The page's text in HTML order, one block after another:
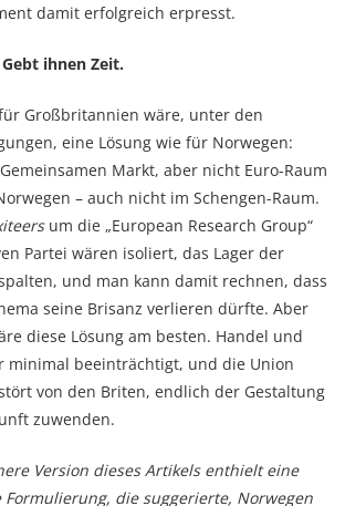
damit erfolgreich erpresst.
ihnen Zeit.
Großbritannien wäre, unter den
eine Lösung wie für Norwegen:
Markt, aber nicht Euro-Raum
– auch nicht im Schengen-Raum.
um die „European Research Group“
Partei wären isoliert, das Lager der
und man kann damit rechnen, dass
seine Brisanz verlieren dürfte. Aber
diese Lösung am besten. Handel und
minimal beeinträchtigt, und die Union
von den Briten, endlich der Gestaltung
zuwenden.
Version dieses Artikels enthielt eine
die suggerierte, Norwegen